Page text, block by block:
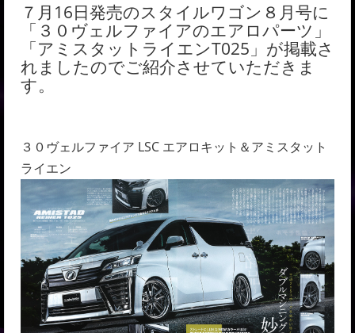
７月16日発売のスタイルワゴン８月号に
「３０ヴェルファイアのエアロパーツ」
「アミスタットライエンT025」が掲載さ
れましたのでご紹介させていただきま
す。
３０ヴェルファイア LSC エアロキット＆アミスタット
ライエン